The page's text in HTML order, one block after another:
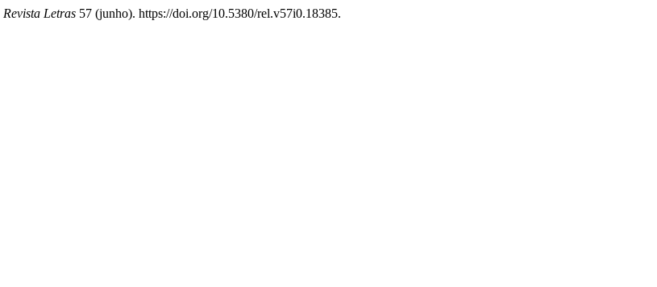
Revista Letras 57 (junho). https://doi.org/10.5380/rel.v57i0.18385.